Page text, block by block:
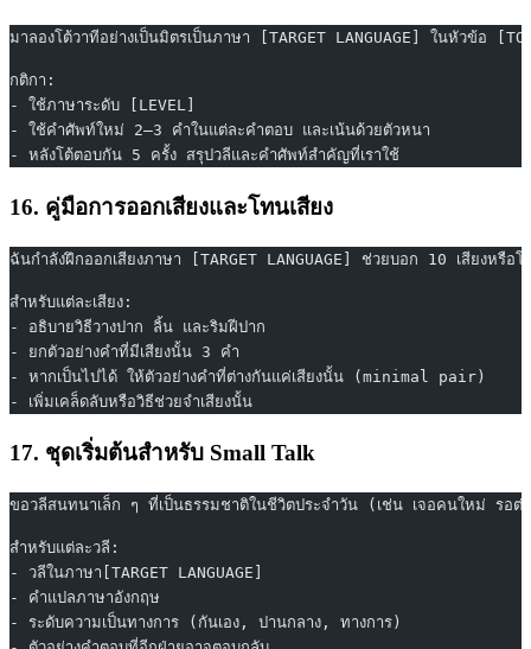
มาลองโต้วาทีอย่างเป็นมิตรเป็นภาษา [TARGET LANGUAGE] ในหัวข้อ
กติกา:
- ใช้ภาษาระดับ [LEVEL]
- ใช้คำศัพท์ใหม่ 2–3 คำในแต่ละคำตอบ และเน้นด้วยตัวหนา
- หลังโต้ตอบกัน 5 ครั้ง สรุปวลีและคำศัพท์สำคัญที่เราใช้
16. คู่มือการออกเสียงและโทนเสียง
ฉันกำลังฝึกออกเสียงภาษา [TARGET LANGUAGE] ช่วยบอก 10 เสียงหรื
สำหรับแต่ละเสียง:
- อธิบายวิธีวางปาก ลิ้น และริมฝีปาก
- ยกตัวอย่างคำที่มีเสียงนั้น 3 คำ
- หากเป็นไปได้ ให้ตัวอย่างคำที่ต่างกันแค่เสียงนั้น (minimal pair)
- เพิ่มเคล็ดลับหรือวิธีช่วยจำเสียงนั้น
17. ชุดเริ่มต้นสำหรับ Small Talk
ขอวลีสนทนาเล็ก ๆ ที่เป็นธรรมชาติในชีวิตประจำวัน (เช่น เจอคนใหม่ รอ
สำหรับแต่ละวลี:
- วลีในภาษา[TARGET LANGUAGE]
- คำแปลภาษาอังกฤษ
- ระดับความเป็นทางการ (กันเอง, ปานกลาง, ทางการ)